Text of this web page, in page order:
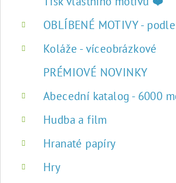
OBLÍBENÉ MOTIVY -
Koláže - víceobrázkové
PRÉMIOVÉ NOVINKY
Abecední katalog - 6000
Hudba a film
Hranaté papíry
Hry